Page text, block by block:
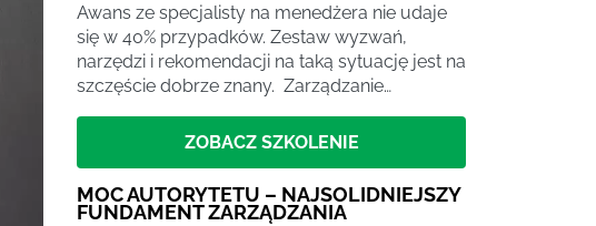
Awans ze specjalisty na menedżera nie udaje
się w 40% przypadków. Zestaw wyzwań,
narzędzi i rekomendacji na taką sytuację jest na
szczęście dobrze znany. Zarządzanie…
ZOBACZ SZKOLENIE
MOC AUTORYTETU – NAJSOLIDNIEJSZY
FUNDAMENT ZARZĄDZANIA